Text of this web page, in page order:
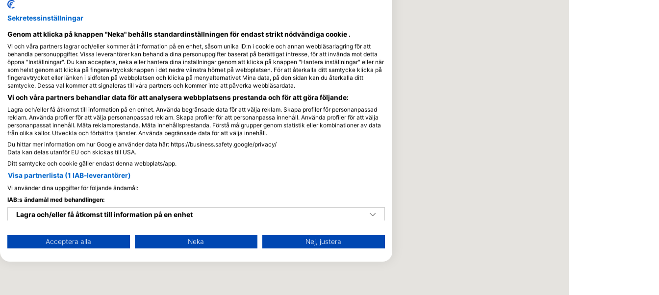
Sekretessinställningar
Genom att klicka på knappen "Neka" behålls standardinställningen för endast strikt nödvändiga cookie .
Vi och våra partners lagrar och/eller kommer åt information på en enhet, såsom unika ID:n i cookie och annan webbläsarlagring för att
behandla personuppgifter. Vissa leverantörer kan behandla dina personuppgifter baserat på berättigat intresse, för att invända mot detta
öppna "Inställningar". Du kan acceptera, neka eller hantera dina inställningar genom att klicka på knappen "Hantera inställningar" eller när
som helst genom att klicka på fingeravtrycksknappen i det nedre vänstra hörnet på webbplatsen. För att återkalla ditt samtycke klicka på
fingeravtrycket eller länken i sidfoten på webbplatsen och klicka på menyalternativet Mina data, på den sidan kan du återkalla ditt
samtycke. Dessa val kommer att signaleras till våra partners och kommer inte att påverka webbläsardata.
Vi och våra partners behandlar data för att analysera webbplatsens prestanda och för att göra följande:
Lagra och/eller få åtkomst till information på en enhet. Använda begränsade data för att välja reklam. Skapa profiler för personanpassad
reklam. Använda profiler för att välja personanpassad reklam. Skapa profiler för att personanpassa innehåll. Använda profiler för att välja
personanpassat innehåll. Mäta reklamprestanda. Mäta innehållsprestanda. Förstå målgrupper genom statistik eller kombinationer av data
från olika källor. Utveckla och förbättra tjänster. Använda begränsade data för att välja innehåll.
Du hittar mer information om hur Google använder data här: https://business.safety.google/privacy/
Data kan delas utanför EU och skickas till USA.
Ditt samtycke och cookie gäller endast denna webbplats/app.
Visa partnerlista (1 IAB-leverantörer)
Vi använder dina uppgifter för följande ändamål:
IAB:s ändamål med behandlingen:
Lagra och/eller få åtkomst till information på en enhet
Använda begränsade data för att välja reklam
Acceptera alla Neka Nej, justera